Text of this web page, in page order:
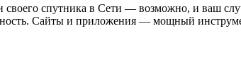
своего спутника в Сети — возможно, и ваш
Сайты и приложения — мощный